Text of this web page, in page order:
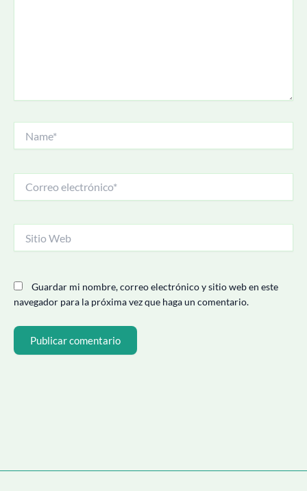
electrónico*
Web
Guardar mi nombre, correo electrónico y sitio web en este
navegador para la próxima vez que haga un comentario.